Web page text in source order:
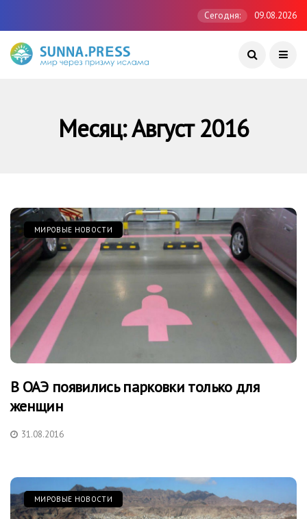
Сегодня: 09.08.2026
Месяц:Август 2016
МИРОВЫЕ НОВОСТИ
В ОАЭ появились парковки только для
женщин
31.08.2016
МИРОВЫЕ НОВОСТИ